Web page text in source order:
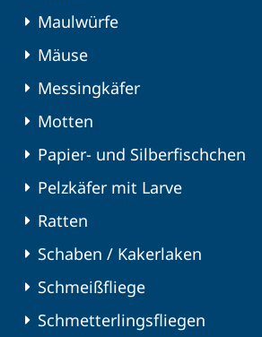
Maulwürfe
Mäuse
Messingkäfer
Motten
Papier- und Silberfischchen
Pelzkäfer mit Larve
Ratten
Schaben / Kakerlaken
Schmeißfliege
Schmetterlingsfliegen